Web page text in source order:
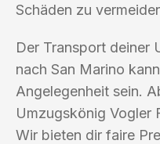
Schäden zu
Der Transport deiner
nach San Marino
Angelegenheit sein.
Umzugskönig Vogler
Wir bieten dir faire